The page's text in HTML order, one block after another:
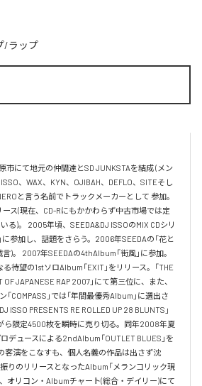
/ラップ
市にて地元の仲間達とSD JUNKSTAを結成 (メン
、WAX、KYN、OJIBAH、DEFLO、SITEそし
と言う名前でトラックメーカーとして 参加。
ス(現在、CD-Rにもかかわらず中古市場では定
る)。 2005年頃、SEEDA&DJ ISSOのMIX CDシリ
に参加し、話題をさらう。2006年SEEDAの「花と
)。 2007年SEEDAの4thAlbum「街風」に参加。
待望の1stソロAlbum「EXIT」をリリース。「THE
OF JAPANESE RAP 2007」にて第三位に、また、
COMPASS」では「年間最優秀Album」に選出さ
ISSO PRESENTS RE ROLLED UP 28 BLUNTS」
ら限定4500枚を瞬時に売り切る。同年2008年夏
デュースによる2ndAlbum「OUTLET BLUES」を
客演をこなすも、個人名義の作品は出さず沈
りのリリースとなったAlbum「メランコリック現
オリコン・Albumチャート(総合・デイリー)にて